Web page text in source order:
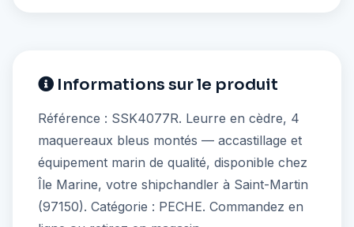
Informations sur le produit
Référence : SSK4077R. Leurre en cèdre, 4
maquereaux bleus montés — accastillage et
équipement marin de qualité, disponible chez
Île Marine, votre shipchandler à Saint-Martin
(97150). Catégorie : PECHE. Commandez en